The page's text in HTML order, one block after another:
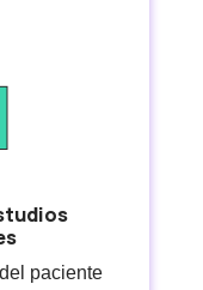
paciente